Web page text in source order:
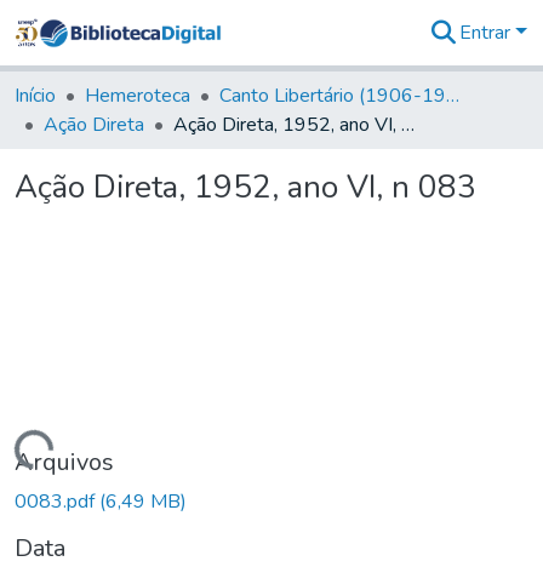
&
Coleções
Tudo na
Digital
Entrar
Início Hemeroteca
Canto Libertário (1906-1995)
Ação Direta
Ação Direta, 1952, ano VI, n 083
Ação Direta, 1952, ano VI, n 083
Carregando...
Arquivos
0083.pdf(6,49 MB)
Data